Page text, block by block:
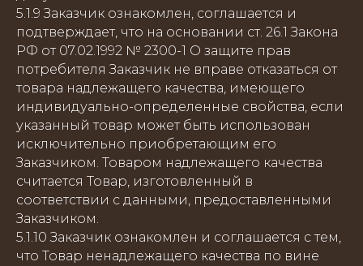
5.1.9 Заказчик ознакомлен, соглашается и
подтверждает, что на основании ст. 26.1 Закона
РФ от 07.02.1992 № 2300-1 О защите прав
потребителя Заказчик не вправе отказаться от
товара надлежащего качества, имеющего
индивидуально-определенные свойства, если
указанный товар может быть использован
исключительно приобретающим его
Заказчиком. Товаром надлежащего качества
считается Товар, изготовленный в
соответствии с данными, предоставленными
Заказчиком.
5.1.10 Заказчик ознакомлен и соглашается с тем,
что Товар ненадлежащего качества по вине